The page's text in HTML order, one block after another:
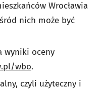
Wrocławia
nich może być
wyniki oceny
wbo.
czyli użyteczny i